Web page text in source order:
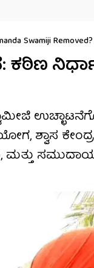
Swamiji
ಶ್ವಾಸ
ಮತ್ತು